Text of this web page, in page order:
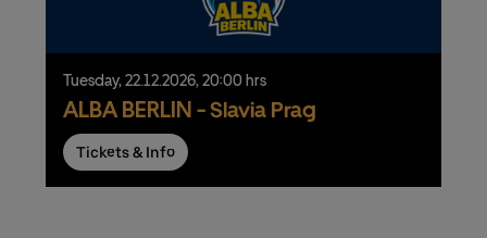
Tuesday,22.12.2026,20:00 hrs
ALBA BERLIN - Slavia Prag
Tickets & Info